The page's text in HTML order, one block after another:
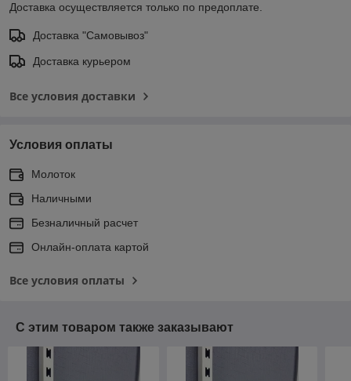
Доставка осуществляется только по предоплате.
Доставка "Самовывоз"
Доставка курьером
Все условия доставки
Условия оплаты
Молоток
Наличными
Безналичный расчет
Онлайн-оплата картой
Все условия оплаты
С этим товаром также заказывают